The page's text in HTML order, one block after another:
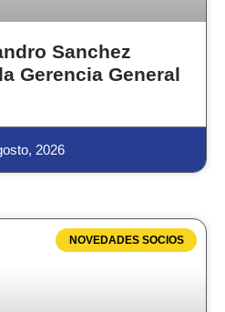
Sanchez
Gerencia General
2026
NOVEDADES SOCIOS